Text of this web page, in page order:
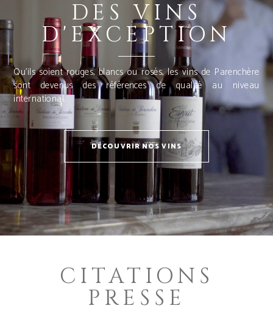
DES VINS
D'EXCEPTION
Qu’ils soient rouges, blancs ou rosés, les vins de Parenchère
sont devenus des références de qualité au niveau
international.
DÉCOUVRIR NOS VINS
CITATIONS
PRESSE